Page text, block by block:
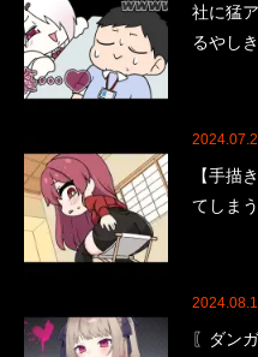
社に猛
るやし
【手描
てしま
〖ダン